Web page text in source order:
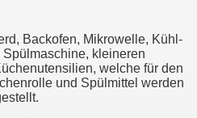
Backofen, Mikrowelle, Kühl-
kleineren
welche für den
und Spülmittel werden